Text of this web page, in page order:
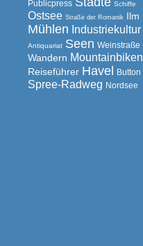
Publicpress Schiffe
Ostsee Straße der Romanik Ilm
Mühlen Industriekultur
Antiquariat Seen Weinstraße
Wandern Mountainbiken
Reiseführer Havel Button
Spree-Radweg Nordsee